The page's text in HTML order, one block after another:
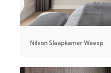
Nilson Slaapkamer Weesp